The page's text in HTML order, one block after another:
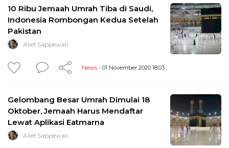
10 Ribu Jemaah Umrah Tiba di Saudi,
Indonesia Rombongan Kedua Setelah
Pakistan
Alief Sappewali
News - 01 November 2020 18:03
Gelombang Besar Umrah Dimulai 18
Oktober, Jemaah Harus Mendaftar
Lewat Aplikasi Eatmarna
Alief Sappewali